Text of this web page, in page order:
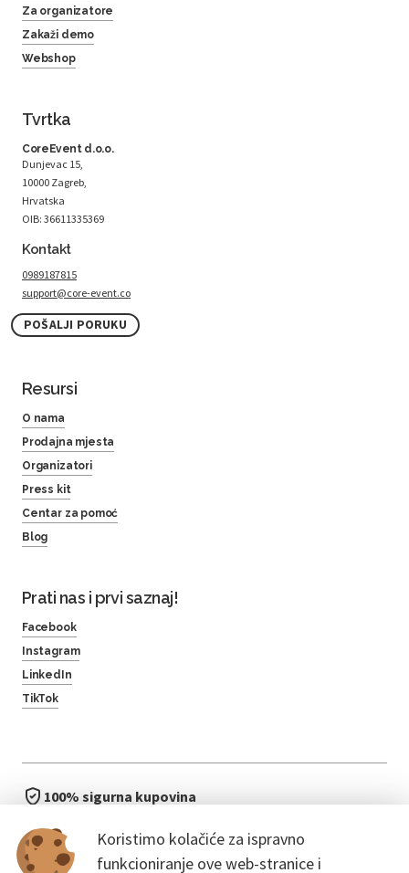
Koristimo kolačiće za ispravno
funkcioniranje ove web-stranice i
Za organizatore
Zakaži demo
Webshop
Tvrtka
CoreEvent d.o.o.
Dunjevac 15,
10000 Zagreb,
Hrvatska
OIB: 36611335369
Kontakt
0989187815
support@core-event.co
POŠALJI PORUKU
Resursi
O nama
Prodajna mjesta
Organizatori
Press kit
Centar za pomoć
Blog
Prati nas i prvi saznaj!
Facebook
Instagram
LinkedIn
TikTok
100% sigurna kupovina
bez čekanja u redu